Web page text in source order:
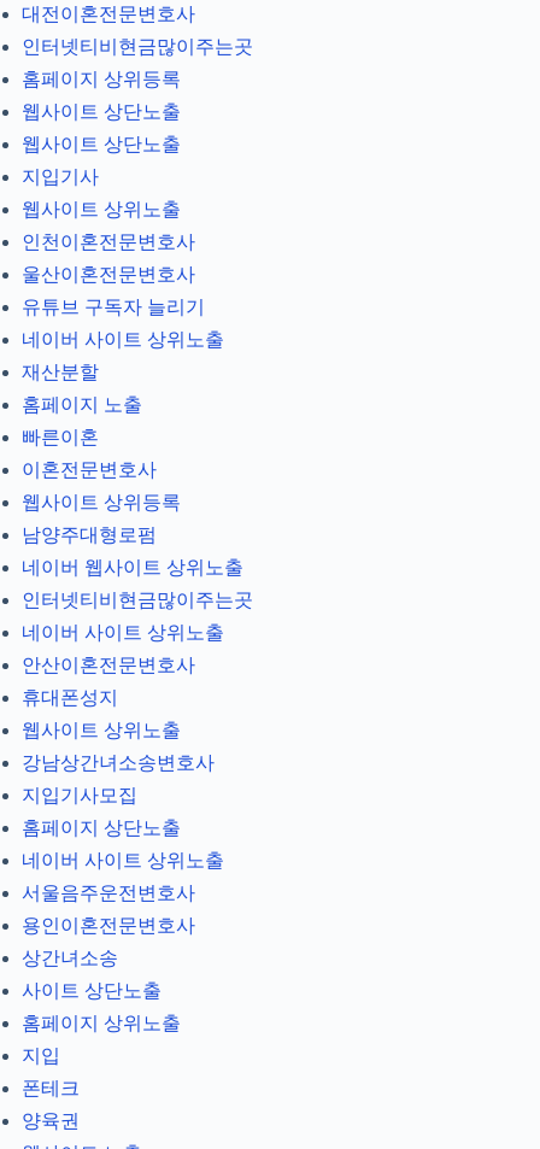
대전이혼전문변호사
인터넷티비현금많이주는곳
홈페이지 상위등록
웹사이트 상단노출
웹사이트 상단노출
지입기사
웹사이트 상위노출
인천이혼전문변호사
울산이혼전문변호사
유튜브 구독자 늘리기
네이버 사이트 상위노출
재산분할
홈페이지 노출
빠른이혼
이혼전문변호사
웹사이트 상위등록
남양주대형로펌
네이버 웹사이트 상위노출
인터넷티비현금많이주는곳
네이버 사이트 상위노출
안산이혼전문변호사
휴대폰성지
웹사이트 상위노출
강남상간녀소송변호사
지입기사모집
홈페이지 상단노출
네이버 사이트 상위노출
서울음주운전변호사
용인이혼전문변호사
상간녀소송
사이트 상단노출
홈페이지 상위노출
지입
폰테크
양육권